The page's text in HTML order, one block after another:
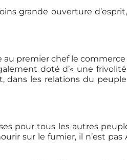
grande ouverture
premier chef le
doté d’« une
dans les relations du
pour tous les autres
sur le fumier, il n’est pas